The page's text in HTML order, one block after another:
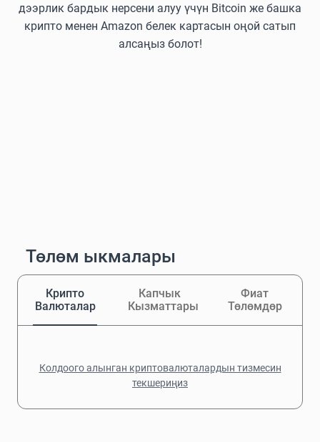
дээрлик бардык нерсени алуу үчүн Bitcoin же башка
крипто менен Amazon белек картасын оңой сатып
алсаңыз болот!
Төлөм ыкмалары
Крипто
Валюталар
Капчык
Кызматтары
Фиат
Төлөмдөр
Колдоого алынган криптовалюталардын тизмесин
текшериңиз